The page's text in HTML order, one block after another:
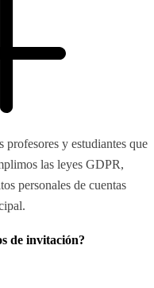
profesores y estudiantes que
las leyes GDPR,
personales de cuentas
de invitación?